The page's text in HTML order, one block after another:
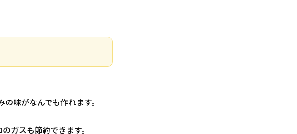
味がなんでも作れます。
ガスも節約できます。